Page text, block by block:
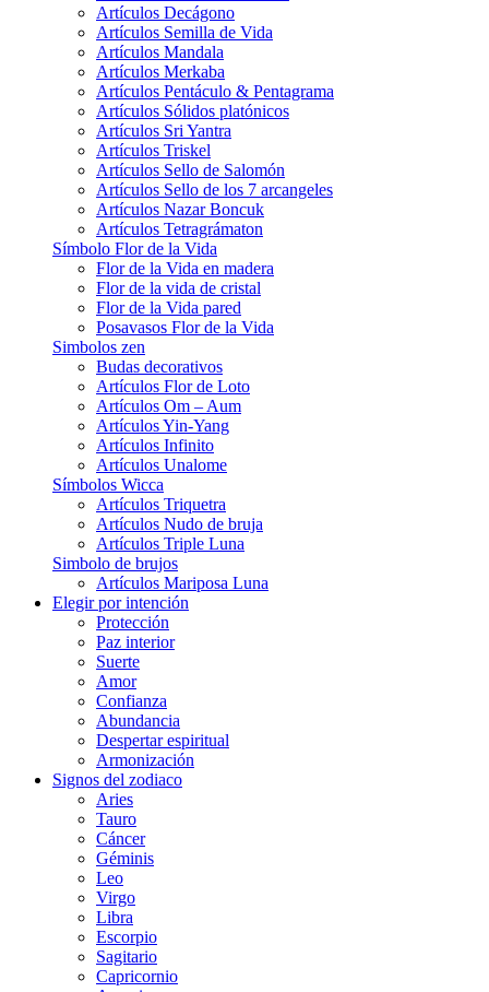
Artículos Decágono
Artículos Semilla de Vida
Artículos Mandala
Artículos Merkaba
Artículos Pentáculo & Pentagrama
Artículos Sólidos platónicos
Artículos Sri Yantra
Artículos Triskel
Artículos Sello de Salomón
Artículos Sello de los 7 arcangeles
Artículos Nazar Boncuk
Artículos Tetragrámaton
Símbolo Flor de la Vida
Flor de la Vida en madera
Flor de la vida de cristal
Flor de la Vida pared
Posavasos Flor de la Vida
Simbolos zen
Budas decorativos
Artículos Flor de Loto
Artículos Om – Aum
Artículos Yin-Yang
Artículos Infinito
Artículos Unalome
Símbolos Wicca
Artículos Triquetra
Artículos Nudo de bruja
Artículos Triple Luna
Simbolo de brujos
Artículos Mariposa Luna
Elegir por intención
Protección
Paz interior
Suerte
Amor
Confianza
Abundancia
Despertar espiritual
Armonización
Signos del zodiaco
Aries
Tauro
Cáncer
Géminis
Leo
Virgo
Libra
Escorpio
Sagitario
Capricornio